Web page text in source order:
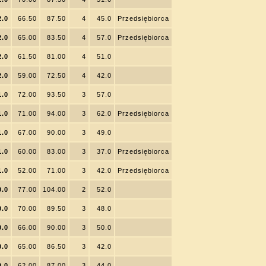
66.50 87.50 4 45.0 Przedsiębiorca
65.00 83.50 4 57.0 Przedsiębiorca
61.50 81.00 4 51.0
59.00 72.50 4 42.0
72.00 93.50 3 57.0
71.00 94.00 3 62.0 Przedsiębiorca
67.00 90.00 3 49.0
60.00 83.00 3 37.0 Przedsiębiorca
52.00 71.00 3 42.0 Przedsiębiorca
77.00 104.00 2 52.0
70.00 89.50 3 48.0
66.00 90.00 3 50.0
65.00 86.50 3 42.0